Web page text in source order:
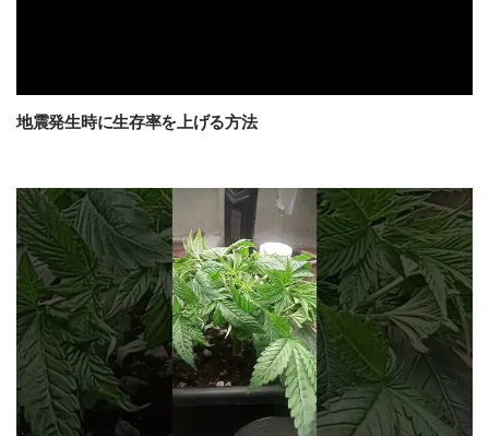
地震発生時に生存率を上げる方法